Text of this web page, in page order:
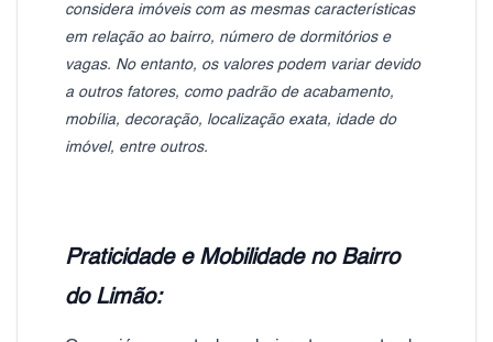
considera imóveis com as mesmas características
em relação ao bairro, número de dormitórios e
vagas. No entanto, os valores podem variar devido
a outros fatores, como padrão de acabamento,
mobília, decoração, localização exata, idade do
imóvel, entre outros.
Praticidade e Mobilidade no Bairro
do Limão: